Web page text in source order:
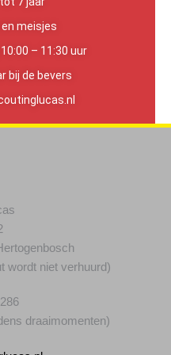
meisjes
– 11:30 uur
bij de bevers
wordt niet verhuurd)
draaimomenten)